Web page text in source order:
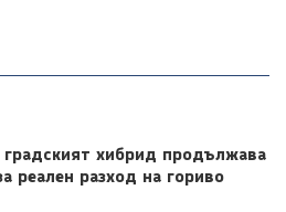
градският хибрид продължава
реален разход на гориво